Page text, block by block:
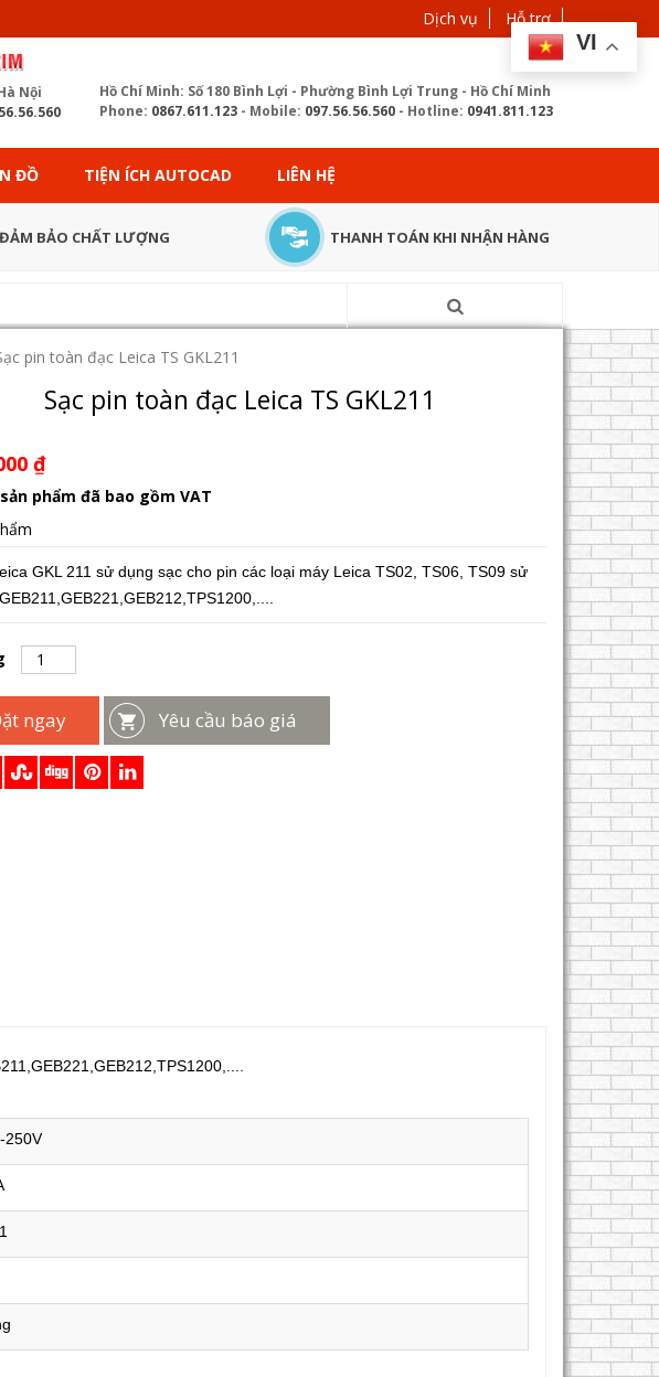
Dịch vụ Hỗ trợ
Nội
Hồ Chí Minh: Số 180 Bình Lợi - Phường Bình Lợi Trung - Hồ Chí Minh
Phone: 0867.611.123 - Mobile: 097.56.56.560 - Hotline: 0941.811.123
ĐỒ TIỆN ÍCH AUTOCAD LIÊN HỆ
ĐẢM BẢO CHẤT LƯỢNG THANH TOÁN KHI NHẬN HÀNG
VI
pin toàn đạc Leica TS GKL211
Sạc pin toàn đạc Leica TS GKL211
₫
phẩm đã bao gồm VAT
GKL 211 sử dụng sạc cho pin các loại máy Leica TS02, TS06, TS09 sử
ngay Yêu cầu báo giá
250V